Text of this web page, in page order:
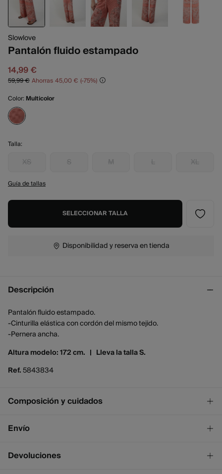
Slowlove
Pantalón fluido estampado
14,99 €
59,99 €Ahorras45,00 € 75
Color: Multicolor
Talla:
XS S M L XL
Guía de tallas
SELECCIONAR TALLA
Disponibilidad y reserva en tienda
Descripción
Pantalón fluido estampado.
-Cinturilla elástica con cordón del mismo tejido.
-Pernera ancha.
Altura modelo: 172 cm. | Lleva la talla S.
Ref.5843834
Composición y cuidados
Composición
Envío
Envío a tienda
¡GRATIS!
Devoluciones